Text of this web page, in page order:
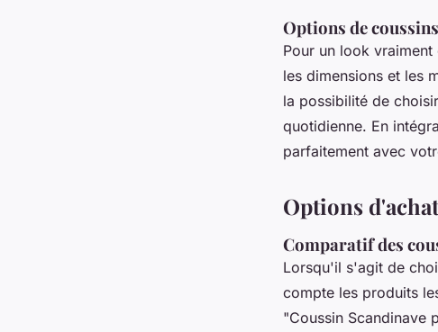
Options de
Pour un look
les dimensions et les
la possibilité de
quotidienne. En
parfaitement avec
Options
Comparatif des
Lorsqu'il s'agit de
compte les produits
"Coussin Scandinave